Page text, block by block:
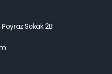
Sokak 2B